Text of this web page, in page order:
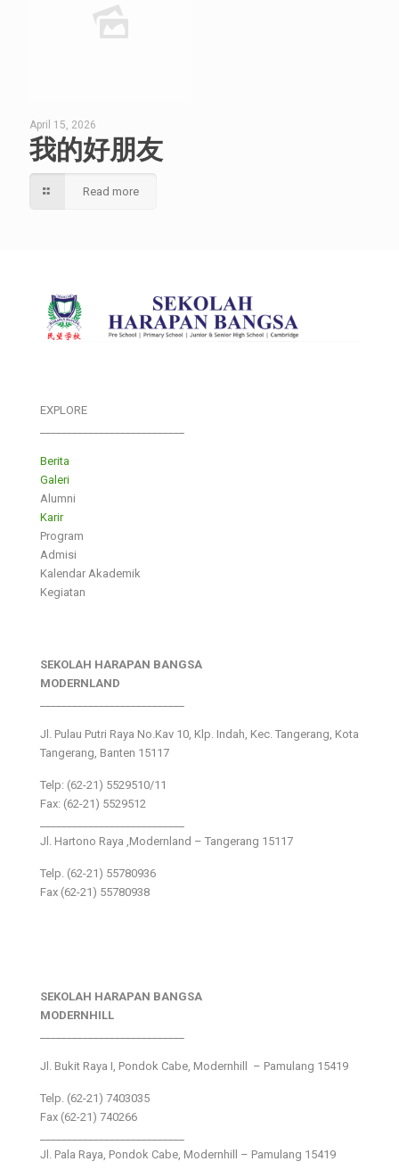
April 15, 2026
我的好朋友
Read more
EXPLORE
Berita
Galeri
Alumni
Karir
Program
Admisi
Kalendar Akademik
Kegiatan
SEKOLAH HARAPAN BANGSA
MODERNLAND
Jl. Pulau Putri Raya No.Kav 10, Klp. Indah, Kec. Tangerang, Kota
Tangerang, Banten 15117
Telp: (62-21) 5529510/11
Fax: (62-21) 5529512
Jl. Hartono Raya ,Modernland – Tangerang 15117
Telp. (62-21) 55780936
Fax (62-21) 55780938
SEKOLAH HARAPAN BANGSA
MODERNHILL
Jl. Bukit Raya I, Pondok Cabe, Modernhill – Pamulang 15419
Telp. (62-21) 7403035
Fax (62-21) 740266
Jl. Pala Raya, Pondok Cabe, Modernhill – Pamulang 15419